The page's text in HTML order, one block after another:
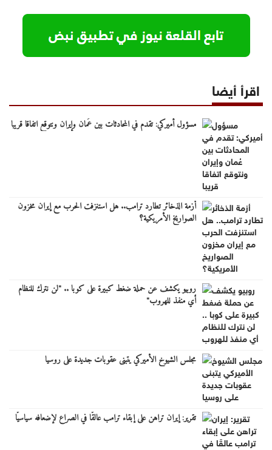
اقرأ أيضا
مسؤول أميركي: تقدم في المحادثات بين عُمان وإيران ونتوقع اتفاقا قريبا
أزمة الذخائر تطارد ترامب.. هل استنزفت الحرب مع إيران مخزون
الصواريخ الأمريكية؟
روبيو يكشف عن حملة ضغط كبيرة على كوبا .. "لن نترك للنظام
أي منفذ للهروب"
مجلس الشيوخ الأميركي يتبنى عقوبات جديدة على روسيا
تقرير: إيران تراهن على إبقاء ترامب عالقًا في الصراع لإضعافه سياسيًا